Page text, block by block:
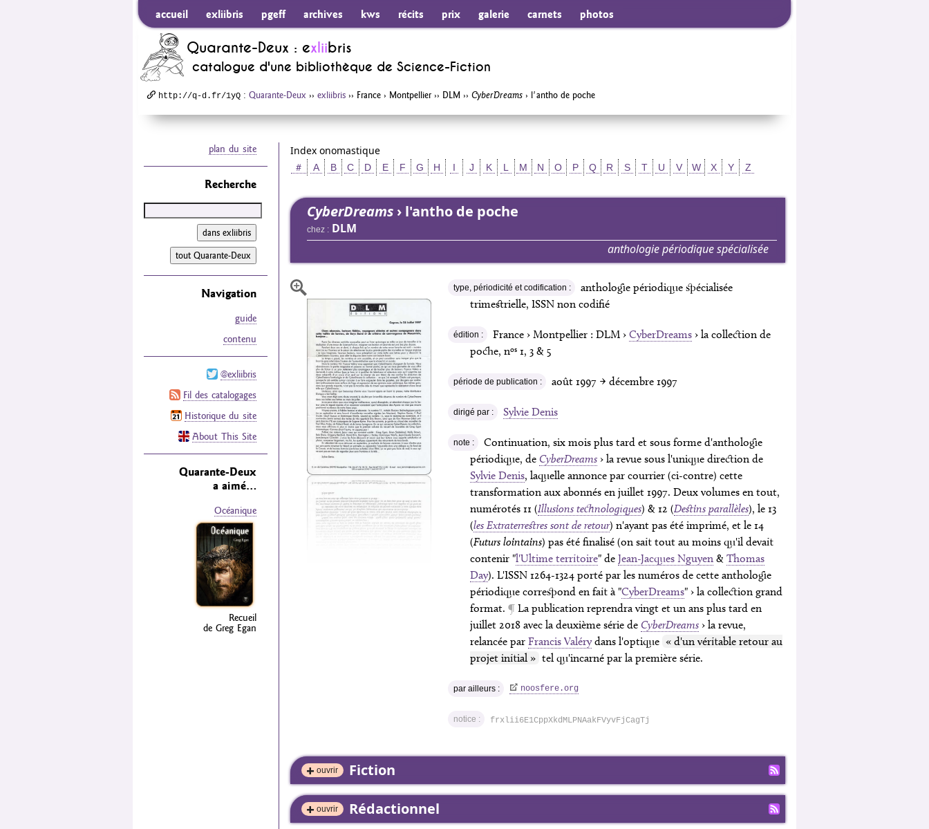
accueil exliibris pgeff archives kws récits prix galerie carnets photos
Quarante-Deux : exliibris
catalogue d'une bibliothèque de Science-Fiction
http://q-d.fr/1yQ : Quarante-Deux ›› exliibris ›› France › Montpellier ›› DLM ›› CyberDreams › l'antho de poche
Index onomastique
＃ A B C D E F G H I J K L M N O P Q R S T U V W X Y Z
CyberDreams › l'antho de poche
chez : DLM
anthologie périodique spécialisée
type, périodicité et codification :
anthologie périodique spécialisée
trimestrielle, ISSN non codifié
édition : France › Montpellier :DLM ›CyberDreams › la collection de
poche, nos 1, 3 & 5
période de publication : août 1997 → décembre 1997
dirigé par : Sylvie Denis
note :
Continuation, six mois plus tard et sous forme d'anthologie
périodique, de CyberDreams › la revue sous l'unique direction de
Sylvie Denis, laquelle annonce par courrier (ci-contre) cette
transformation aux abonnés en juillet 1997. Deux volumes en tout,
numérotés 11 (Illusions technologiques) & 12 (Destins parallèles), le 13
(les Extraterrestres sont de retour) n'ayant pas été imprimé, et le 14
(Futurs lointains) pas été finalisé (on sait tout au moins qu'il devait
contenir "l'Ultime territoire" deJean-Jacques Nguyen &Thomas
Day). L'ISSN 1264-1324 porté par les numéros de cette anthologie
périodique correspond en fait à "CyberDreams" › la collection grand
format.¶ La publication reprendra vingt et un ans plus tard en
juillet 2018 avec la deuxième série de CyberDreams › la revue,
relancée parFrancis Valérydans l'optique « d'un véritable retour au
projet initial » tel qu'incarné par la première série.
par ailleurs : noosfere.org
notice : frxlii6E1CppXkdMLPNAakFVyvFjCagTj
ouvrir Fiction
ouvrir Rédactionnel
plan du site
Recherche
Navigation
guide
contenu
@exliibris
Fil des catalogages
Historique du site
About This Site
Quarante-Deux
a aimé…
Océanique
Recueil
de Greg Egan